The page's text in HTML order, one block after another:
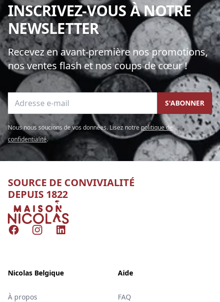
INSCRIVEZ-VOUS À NOTRE
NEWSLETTER
Recevez en avant-première nos promotions,
nos ventes flash et nos coups de cœur !
Adresse e-mail S'ABONNER
Nous nous soucions de vos données. Lisez notre politique de
confidentialité.
SOURCE DE CONVIVIALITÉ
DEPUIS 1822
Nicolas
FacebookInstagramLinkedIn
Nicolas Belgique
À propos
Aide
FAQ